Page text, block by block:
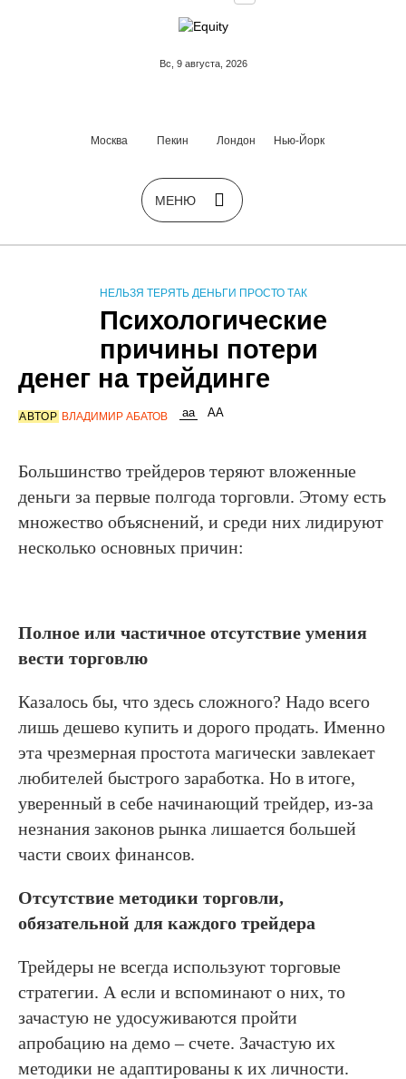
Вс, 9 августа, 2026
Москва Пекин Лондон Нью-Йорк
НЕЛЬЗЯ ТЕРЯТЬ ДЕНЬГИ ПРОСТО ТАК
Психологические
причины потери
денег на трейдинге
АВТОР ВЛАДИМИР АБАТОВ
Большинство трейдеров теряют вложенные
деньги за первые полгода торговли. Этому есть
множество объяснений, и среди них лидируют
несколько основных причин:
Полное или частичное отсутствие умения
вести торговлю
Казалось бы, что здесь сложного? Надо всего
лишь дешево купить и дорого продать. Именно
эта чрезмерная простота магически завлекает
любителей быстрого заработка. Но в итоге,
уверенный в себе начинающий трейдер, из-за
незнания законов рынка лишается большей
части своих финансов.
Отсутствие методики торговли,
обязательной для каждого трейдера
Трейдеры не всегда используют торговые
стратегии. А если и вспоминают о них, то
зачастую не удосуживаются пройти
апробацию на демо – счете. Зачастую их
методики не адаптированы к их личности.